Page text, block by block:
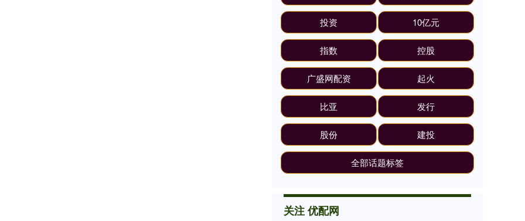
投资 10亿元
指数 控股
广盛网配资 起火
比亚 发行
股份 建投
全部话题标签
关注 优配网